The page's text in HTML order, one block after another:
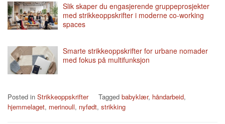
Slik skaper du engasjerende gruppeprosjekter
med strikkeoppskrifter i moderne co-working
spaces
Smarte strikkeoppskrifter for urbane nomader
med fokus på multifunksjon
Posted in Strikkeoppskrifter Tagged babyklær, håndarbeid,
hjemmelaget, merinoull, nyfødt, strikking